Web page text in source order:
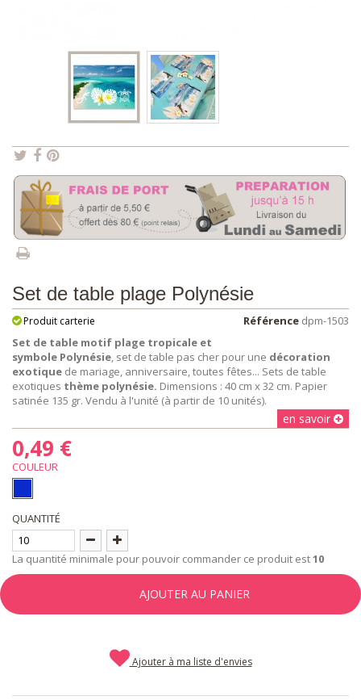
Set de table plage Polynésie
Référence dpm-1503
Produit carterie
Set de table motif plage tropicale et
symbole Polynésie , set de table pas cher pour une décoration
exotique de mariage, anniversaire, toutes fêtes... Sets de table
exotiques thème polynésie. Dimensions : 40 cm x 32 cm. Papier
satinée 135 gr. Vendu à l'unité (à partir de 10 unités).
en savoir
0,49 €
QUANTITÉ
La quantité minimale pour pouvoir commander ce produit est10
AJOUTER AU PANIER
Ajouter à ma liste d'envies